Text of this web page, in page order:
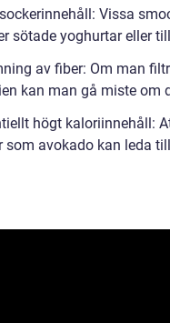
Vissa
sötade yoghurtar eller
av fiber: Om man
kan man gå miste om
högt kaloriinnehåll:
som avokado kan leda